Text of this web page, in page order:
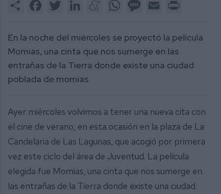
2
En la noche del miércoles se proyectó la película
Momias, una cinta que nos sumerge en las
entrañas de la Tierra donde existe una ciudad
poblada de momias
Ayer miércoles volvimos a tener una nueva cita con
el cine de verano, en esta ocasión en la plaza de La
Candelaria de Las Lagunas, que acogió por primera
vez este ciclo del área de Juventud. La película
elegida fue Momias, una cinta que nos sumerge en
las entrañas de la Tierra donde existe una ciudad